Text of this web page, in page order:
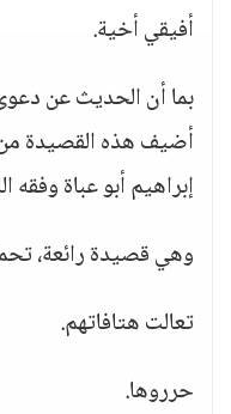
أفيقي أخية.
بما أن الحديث عن
أضيف هذه القصيدة من
إبراهيم أبو عباة وفقه
وهي قصيدة رائعة،
تعالت هتافاتهم.
حرروها.